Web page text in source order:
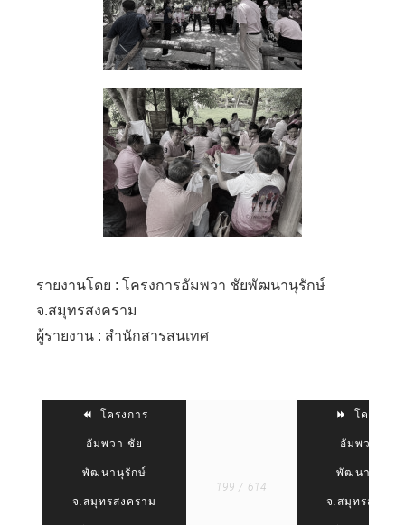
รายงานโดย : โครงการอัมพวา ชัยพัฒนานุรักษ์
จ.สมุทรสงคราม
ผู้รายงาน : สำนักสารสนเทศ
โครงการ
อัมพวา ชัย
พัฒนานุรักษ์
จ.สมุทรสงคราม
199 / 614
โครงการ
อัมพวา ชัย
พัฒนานุรักษ์
จ.สมุทรสงคร